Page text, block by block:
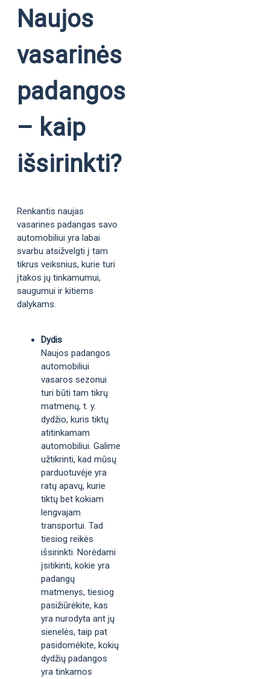
Naujos
vasarinės
padangos
– kaip
išsirinkti?
Renkantis naujas
vasarines padangas savo
automobiliui yra labai
svarbu atsižvelgti į tam
tikrus veiksnius, kurie turi
įtakos jų tinkamumui,
saugumui ir kitiems
dalykams.
Dydis
Naujos padangos
automobiliui
vasaros sezonui
turi būti tam tikrų
matmenų, t. y.
dydžio, kuris tiktų
atitinkamam
automobiliui. Galime
užtikrinti, kad mūsų
parduotuvėje yra
ratų apavų, kurie
tiktų bet kokiam
lengvajam
transportui. Tad
tiesiog reikės
išsirinkti. Norėdami
įsitikinti, kokie yra
padangų
matmenys, tiesiog
pasižiūrėkite, kas
yra nurodyta ant jų
sienelės, taip pat
pasidomėkite, kokių
dydžių padangos
yra tinkamos